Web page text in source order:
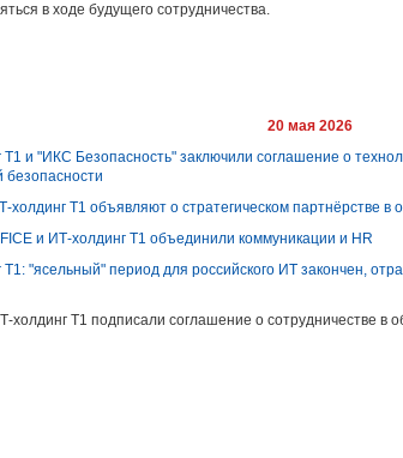
в ходе будущего сотрудничества.
20 мая 2026
Т1 и "ИКС Безопасность" заключили соглашение о
холдинг Т1 объявляют о стратегическом партнёрстве
и ИТ-холдинг Т1 объединили коммуникации и HR
Т1: "ясельный" период для российского ИТ закончен,
холдинг Т1 подписали соглашение о сотрудничестве в